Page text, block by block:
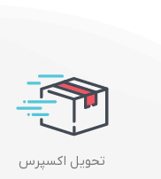
تحویل اکسپرس